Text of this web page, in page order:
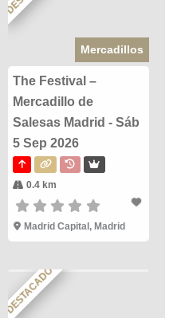
Mercadillos
The Festival –
Mercadillo de
Salesas Madrid - Sáb
5 Sep 2026
0.4 km
Madrid Capital, Madrid
DESTACADO